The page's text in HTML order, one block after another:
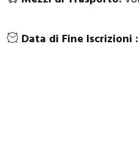
Data di Fine Iscrizioni :